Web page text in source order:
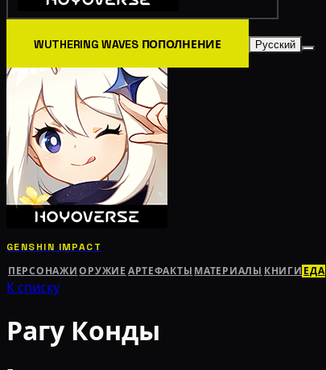
WUTHERING WAVES ПОПОЛНЕНИЕ Русский
GENSHIN IMPACT
ПЕРСОНАЖИ ОРУЖИЕ АРТЕФАКТЫ МАТЕРИАЛЫ КНИГИ ЕДА
К списку
Рагу Конды